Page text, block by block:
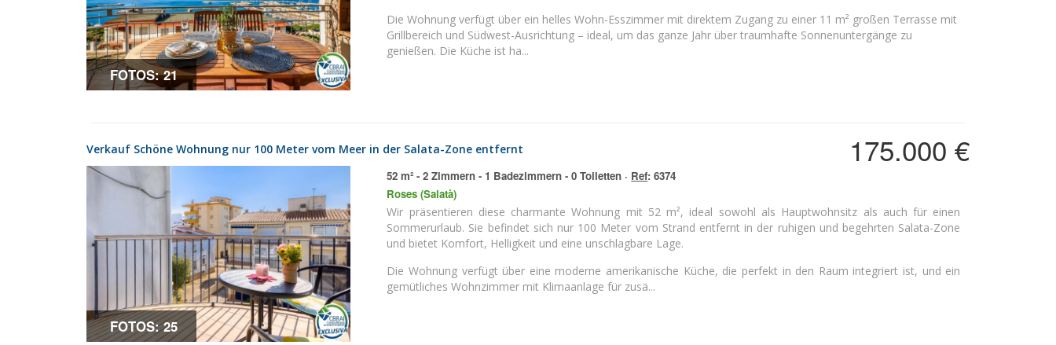
FOTOS: 21
Die Wohnung verfügt über ein helles Wohn-Esszimmer mit direktem Zugang zu einer 11 m² großen Terrasse mit
Grillbereich und Südwest-Ausrichtung – ideal, um das ganze Jahr über traumhafte Sonnenuntergänge zu
genießen. Die Küche ist ha...
Verkauf Schöne Wohnung nur 100 Meter vom Meer in der Salata-Zone entfernt 175.000 €
FOTOS: 25
52 m² - 2 Zimmern - 1 Badezimmern - 0 Toiletten · Ref: 6374
Roses (Salatà)
Wir präsentieren diese charmante Wohnung mit 52 m², ideal sowohl als Hauptwohnsitz als auch für einen
Sommerurlaub. Sie befindet sich nur 100 Meter vom Strand entfernt in der ruhigen und begehrten Salata-Zone
und bietet Komfort, Helligkeit und eine unschlagbare Lage.
Die Wohnung verfügt über eine moderne amerikanische Küche, die perfekt in den Raum integriert ist, und ein
gemütliches Wohnzimmer mit Klimaanlage für zusä...